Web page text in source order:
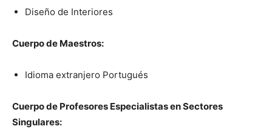
Diseño de Interiores
Cuerpo de Maestros:
Idioma extranjero Portugués
Cuerpo de Profesores Especialistas en Sectores
Singulares: